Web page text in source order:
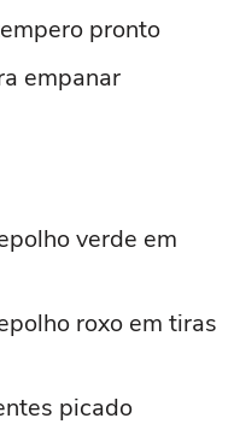
pronto
empanar
verde em
roxo em tiras
picado